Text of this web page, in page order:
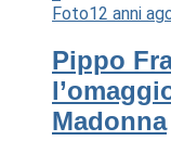
Foto12 anni
Pippo
Madonna